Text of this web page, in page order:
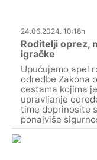
24.06.2024. 10:18h
Roditelji oprez,
igračke
Upućujemo apel
odredbe Zakona
cestama kojima
upravljanje
time doprinosite
ponajviše